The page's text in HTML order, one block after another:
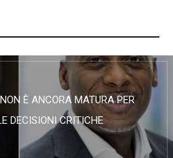
È ANCORA MATURA PER
DECISIONI CRITICHE